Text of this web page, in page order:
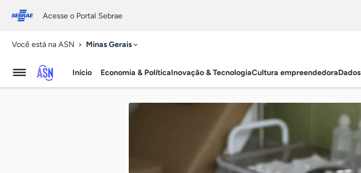
conosco
Acesse o Portal Sebrae
Você está na ASN Minas Gerais
Agência
Início Economia & PolíticaInovação & TecnologiaCultura empreendedoraDados